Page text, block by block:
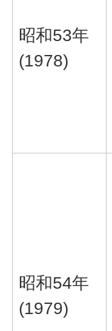
昭和53年
(1978)
昭和54年
(1979)